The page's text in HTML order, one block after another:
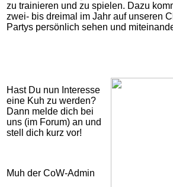
zu trainieren und zu spielen. Dazu
zwei- bis dreimal im Jahr auf unseren
Partys persönlich sehen und
Hast Du nun Interesse
eine Kuh zu werden?
Dann melde dich bei
uns (im Forum) an und
stell dich kurz vor!
Muh der CoW-Admin